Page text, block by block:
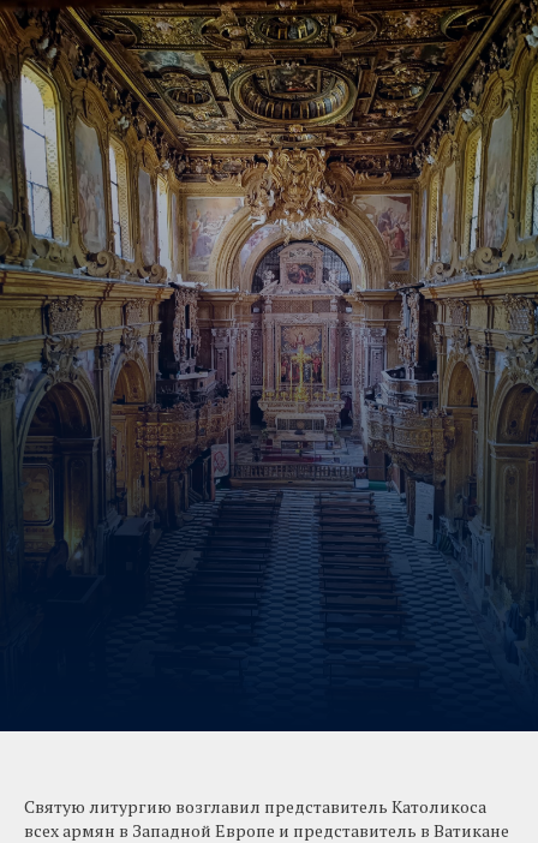
Святую литургию возглавил представитель Католикоса
всех армян в Западной Европе и представитель в Ватикане